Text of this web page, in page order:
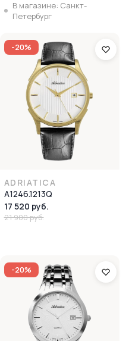
В магазине: Санкт-
Петербург
-20%
ADRIATICA
A1246.1213Q
17 520 руб.
21 900 руб.
-20%